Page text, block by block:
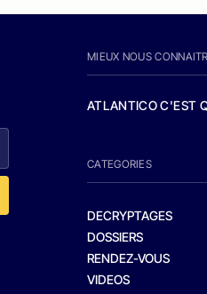
MIEUX NOUS
ATLANTICO C'EST
CATEGORIES
DECRYPTAGES
DOSSIERS
RENDEZ-VOUS
VIDEOS